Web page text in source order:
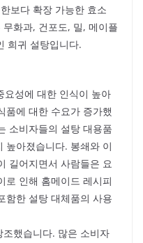
보다 확장 가능한 효소
화과, 건포도, 밀, 메이플
희귀 설탕입니다.
요성에 대한 인식이 높아
품에 대한 수요가 증가했
소비자들의 설탕 대용품
높아졌습니다. 봉쇄와 이
길어지면서 사람들은 요
로 인해 홈메이드 레시피
함한 설탕 대체품의 사용
했습니다. 많은 소비자